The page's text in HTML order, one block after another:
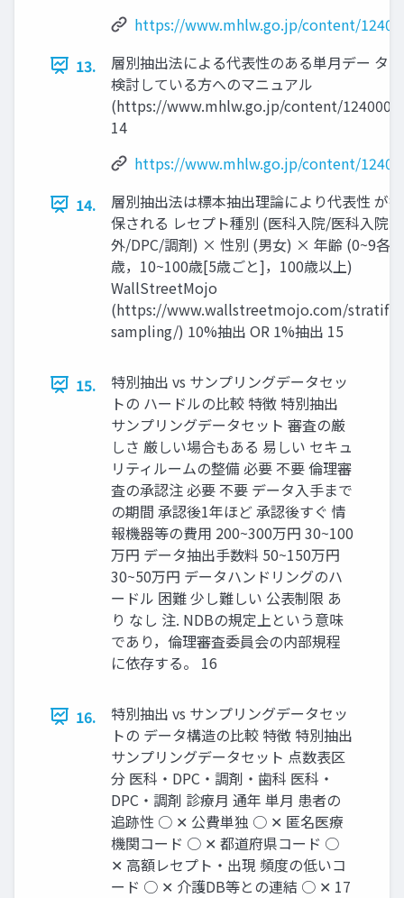
https://www.mhlw.go.jp/content/
13.
層別抽出法による代表性のある単月デー タ
検討している方へのマニュアル
(https://www.mhlw.go.jp/content/
14
https://www.mhlw.go.jp/content/
14.
層別抽出法は標本抽出理論により代表性 が担
保される レセプト種別 (医科入院/医科入院
外/DPC/調剤) × 性別 (男女) × 年齢 (0~9各
歳，10~100歳[5歳ごと]，100歳以上)
WallStreetMojo
(https://www.wallstreetmojo.com/
sampling/) 10%抽出 OR 1%抽出 15
15.
特別抽出 vs サンプリングデータセッ
トの ハードルの比較 特徴 特別抽出
サンプリングデータセット 審査の厳
しさ 厳しい場合もある 易しい セキュ
リティルームの整備 必要 不要 倫理審
査の承認注 必要 不要 データ入手まで
の期間 承認後1年ほど 承認後すぐ 情
報機器等の費用 200~300万円 30~100
万円 データ抽出手数料 50~150万円
30~50万円 データハンドリングのハ
ードル 困難 少し難しい 公表制限 あ
り なし 注. NDBの規定上という意味
であり，倫理審査委員会の内部規程
に依存する。 16
16.
特別抽出 vs サンプリングデータセッ
トの データ構造の比較 特徴 特別抽出
サンプリングデータセット 点数表区
分 医科・DPC・調剤・歯科 医科・
DPC・調剤 診療月 通年 単月 患者の
追跡性 ○ ✕ 公費単独 ○ ✕ 匿名医療
機関コード ○ ✕ 都道府県コード ○
✕ 高額レセプト・出現 頻度の低いコ
ード ○ ✕ 介護DB等との連結 ○ ✕ 17